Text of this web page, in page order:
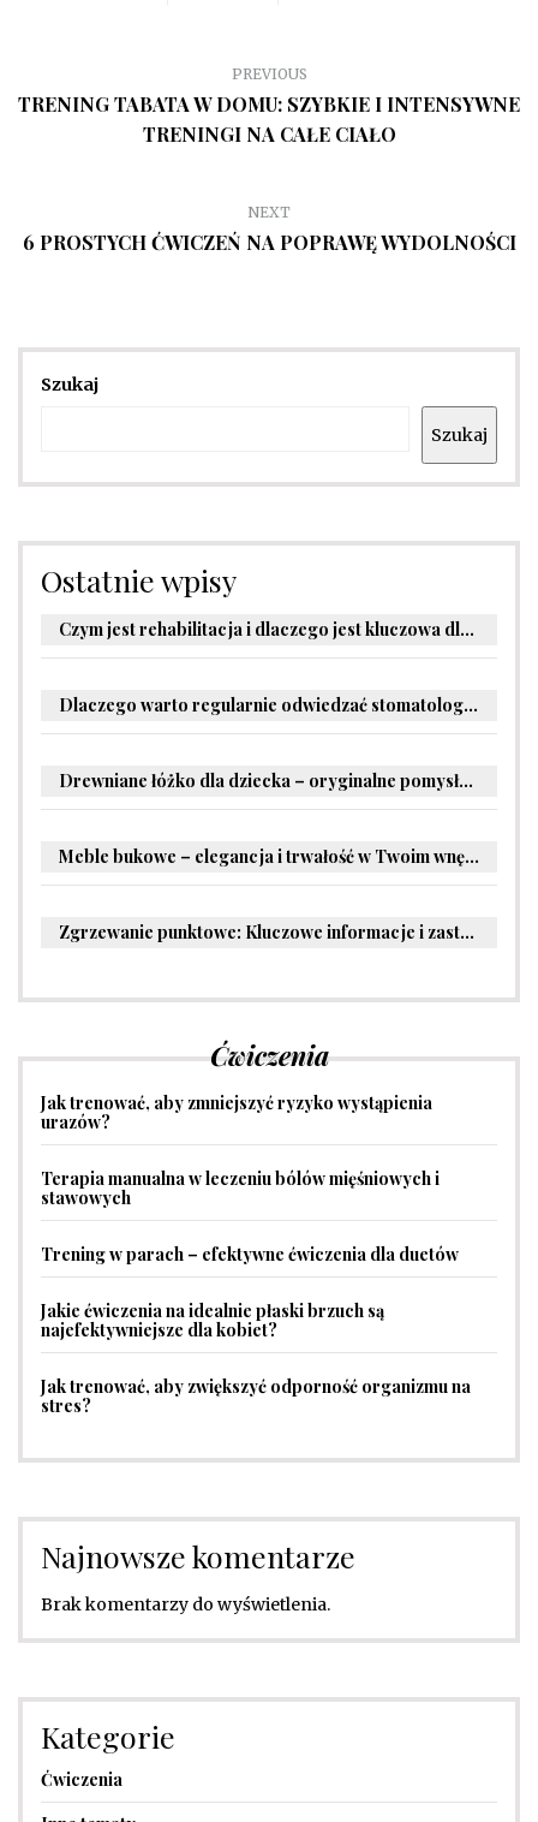
PREVIOUS
TRENING TABATA W DOMU: SZYBKIE I INTENSYWNE
TRENINGI NA CAŁE CIAŁO
NEXT
6 PROSTYCH ĆWICZEŃ NA POPRAWĘ WYDOLNOŚCI
Szukaj
Szukaj
Ostatnie wpisy
Czym jest rehabilitacja i dlaczego jest kluczowa dla powrotu do zdrowia?
Dlaczego warto regularnie odwiedzać stomatologa?
Drewniane łóżko dla dziecka – oryginalne pomysły na aranżację pokoju malucha
Meble bukowe – elegancja i trwałość w Twoim wnętrzu
Zgrzewanie punktowe: Kluczowe informacje i zastosowania w przemyśle
Ćwiczenia
Jak trenować, aby zmniejszyć ryzyko wystąpienia
urazów?
Terapia manualna w leczeniu bólów mięśniowych i
stawowych
Trening w parach – efektywne ćwiczenia dla duetów
Jakie ćwiczenia na idealnie płaski brzuch są
najefektywniejsze dla kobiet?
Jak trenować, aby zwiększyć odporność organizmu na
stres?
Najnowsze komentarze
Brak komentarzy do wyświetlenia.
Kategorie
Ćwiczenia